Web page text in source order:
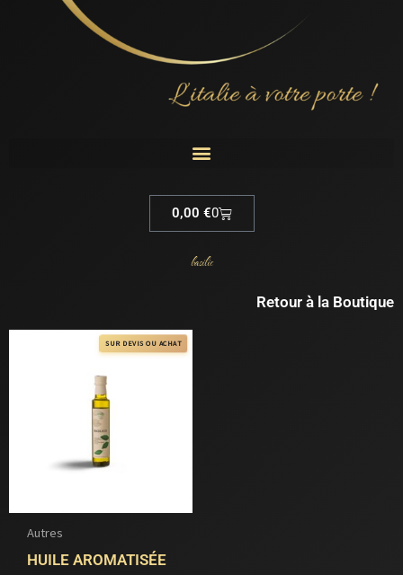
0,00 €0
Cart
basilic
Retour à la Boutique
SUR DEVIS OU ACHAT
Autres
HUILE AROMATISÉE